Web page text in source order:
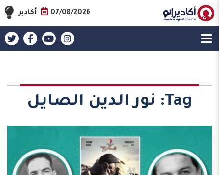
07/08/2026 أكادير
Tag: نور الدين الصايل